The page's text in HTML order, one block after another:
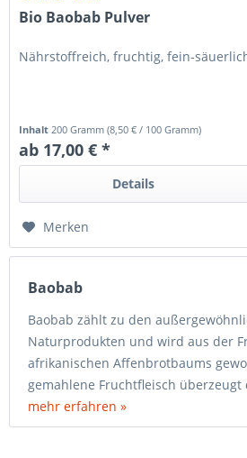
Bio Baobab Pulver
Nährstoffreich, fruchtig, fein-
Inhalt200 Gramm(8,50 € / 100 Gramm)
ab 17,00 € *
Details
Merken
Baobab
Baobab zählt zu den
Naturprodukten und wird aus der
afrikanischen Affenbrotbaums
gemahlene Fruchtfleisch
mehr erfahren »